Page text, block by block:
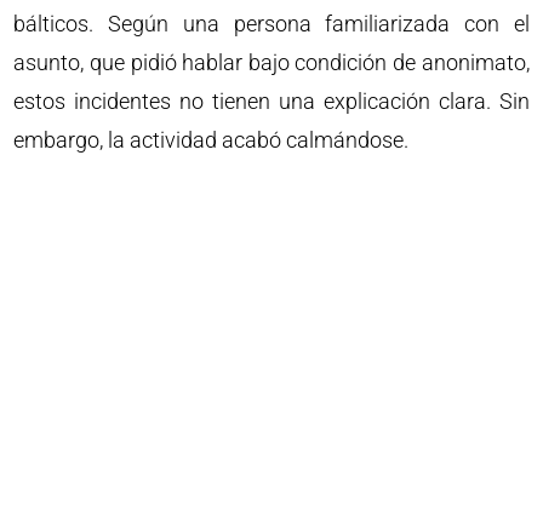
bálticos. Según una persona familiarizada con el
asunto, que pidió hablar bajo condición de anonimato,
estos incidentes no tienen una explicación clara. Sin
embargo, la actividad acabó calmándose.